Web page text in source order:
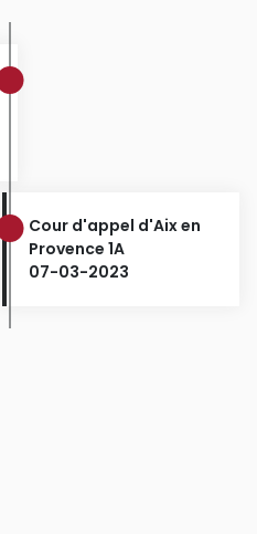
Cour d'appel d'Aix en
Provence 1A
07-03-2023